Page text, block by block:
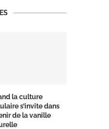
la culture
s’invite dans
de la vanille